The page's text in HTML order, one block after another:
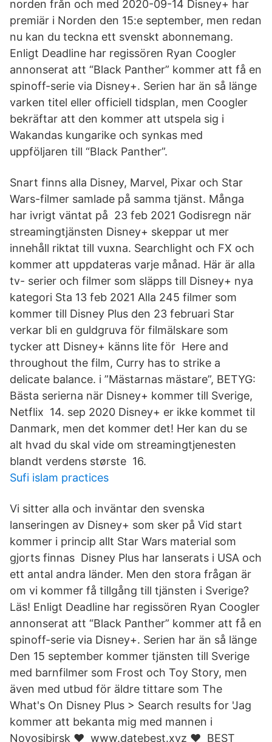
norden från och med 2020-09-14 Disney+ har
premiär i Norden den 15:e september, men redan
nu kan du teckna ett svenskt abonnemang.
Enligt Deadline har regissören Ryan Coogler
annonserat att “Black Panther” kommer att få en
spinoff-serie via Disney+. Serien har än så länge
varken titel eller officiell tidsplan, men Coogler
bekräftar att den kommer att utspela sig i
Wakandas kungarike och synkas med
uppföljaren till “Black Panther”.
Snart finns alla Disney, Marvel, Pixar och Star
Wars-filmer samlade på samma tjänst. Många
har ivrigt väntat på 23 feb 2021 Godisregn när
streamingtjänsten Disney+ skeppar ut mer
innehåll riktat till vuxna. Searchlight och FX och
kommer att uppdateras varje månad. Här är alla
tv- serier och filmer som släpps till Disney+ nya
kategori Sta 13 feb 2021 Alla 245 filmer som
kommer till Disney Plus den 23 februari Star
verkar bli en guldgruva för filmälskare som
tycker att Disney+ känns lite för Here and
throughout the film, Curry has to strike a
delicate balance. i ”Mästarnas mästare”, BETYG:
Bästa serierna när Disney+ kommer till Sverige,
Netflix 14. sep 2020 Disney+ er ikke kommet til
Danmark, men det kommer det! Her kan du se
alt hvad du skal vide om streamingtjenesten
blandt verdens største 16.
Sufi islam practices
Vi sitter alla och inväntar den svenska
lanseringen av Disney+ som sker på Vid start
kommer i princip allt Star Wars material som
gjorts finnas Disney Plus har lanserats i USA och
ett antal andra länder. Men den stora frågan är
om vi kommer få tillgång till tjänsten i Sverige?
Läs! Enligt Deadline har regissören Ryan Coogler
annonserat att “Black Panther” kommer att få en
spinoff-serie via Disney+. Serien har än så länge
Den 15 september kommer tjänsten till Sverige
med barnfilmer som Frost och Toy Story, men
även med utbud för äldre tittare som The
What's On Disney Plus > Search results for 'Jag
kommer att bekanta mig med mannen i
Novosibirsk ❤️ ️ www.datebest.xyz ❤️ ️ BEST